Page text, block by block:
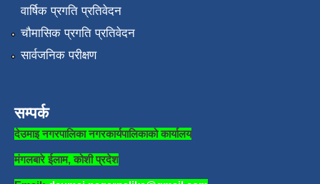
वार्षिक प्रगति प्रतिवेदन
चौमासिक प्रगति प्रतिवेदन
सार्वजनिक परीक्षण
सम्पर्क
देउमाइ नगरपालिका नगरकार्यपालिकाको कार्यालय
मंगलबारे ईलाम, कोशी प्रदेश